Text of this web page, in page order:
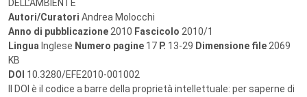
DELL’AMBIENTE
Autori/Curatori Andrea Molocchi
Anno di pubblicazione 2010 Fascicolo 2010/1
Lingua Inglese Numero pagine 17 P. 13-29 Dimensione file 2069
KB
DOI 10.3280/EFE2010-001002
Il DOI è il codice a barre della proprietà intellettuale: per saperne di